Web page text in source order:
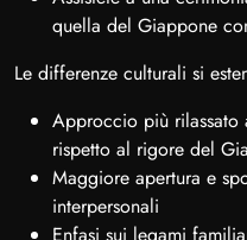
quella del Giappone
Le differenze culturali si
Approccio più rilassato
rispetto al rigore del
Maggiore apertura e
interpersonali
Enfasi sui legami